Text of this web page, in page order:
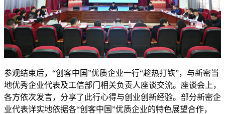
参观结束后，“创客中国”优质企业一行“趁热打铁”，与新密当
地优秀企业代表及工信部门相关负责人座谈交流。座谈会上，
各方依次发言，分享了此行心得与创业创新经验。部分新密企
业代表详实地依据各“创客中国”优质企业的特色展望合作，